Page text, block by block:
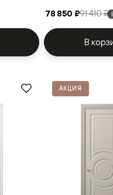
78 850 ₽91 410 ₽ i
В
АКЦИЯ